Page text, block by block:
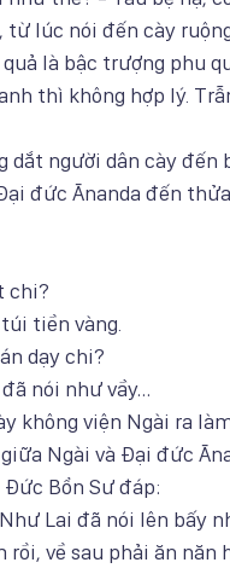
từ lúc nói đến cày
là bậc trượng phu
thì không hợp lý.
dắt người dân cày
đức Ānanda đến
chi?
tiền vàng.
dạy chi?
nói như vầy…
không viện Ngài ra
Ngài và Đại đức
Đức Bổn Sư đáp:
Lai đã nói lên bấy
về sau phải ăn năn